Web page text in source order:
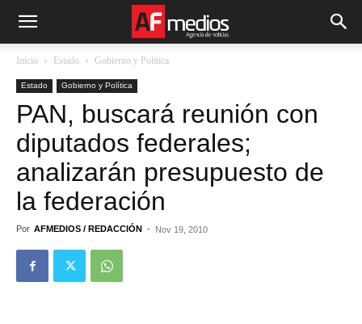
Inicio Estado Gobierno y Política
Estado Gobierno y Política
PAN, buscará reunión con
diputados federales;
analizarán presupuesto de
la federación
Por AFMEDIOS / REDACCIÓN - Nov 19, 2010